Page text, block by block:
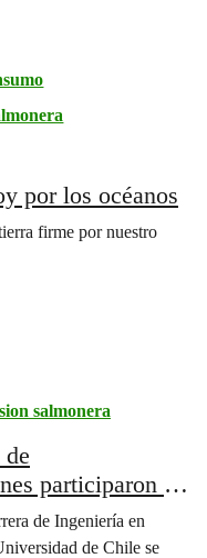
por los océanos
firme por nuestro
salmonera
participaron de
de la
de Ingeniería en
de Chile se